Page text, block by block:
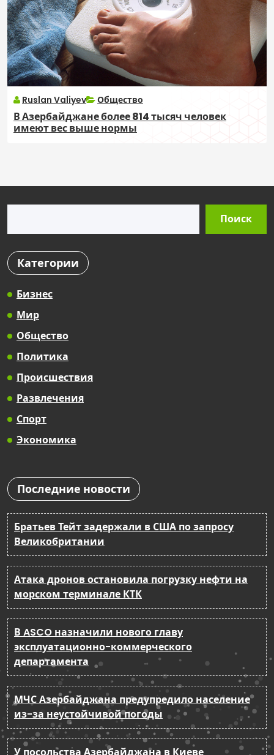
Ruslan Valiyev Общество
В Азербайджане более 814 тысяч человек
имеют вес выше нормы
Поиск
Категории
Бизнес
Мир
Общество
Политика
Происшествия
Развлечения
Спорт
Экономика
Последние новости
Братьев Тейт задержали в США по запросу
Великобритании
Атака дронов остановила погрузку нефти на
морском терминале КТК
В ASCO назначили нового главу
эксплуатационно-коммерческого
департамента
МЧС Азербайджана предупредило население
из-за неустойчивой погоды
У посольства Азербайджана в Киеве